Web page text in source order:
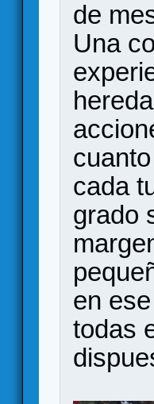
de
Una
cada
grado
en
todas